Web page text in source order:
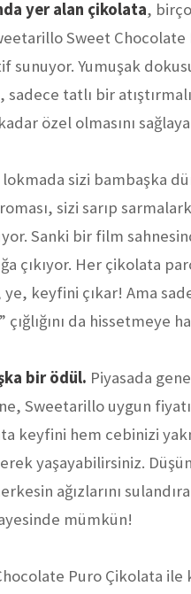
yer alan çikolata,
Sweet Chocolate
Yumuşak
tatlı bir
özel olmasını
sizi bambaşka
sizi sarıp
Sanki bir film
çıkıyor. Her çikolata
ye, keyfini çıkar! Ama
da hissetmeye
bir ödül. Piyasada
Sweetarillo uygun
keyfini hem cebinizi
yaşayabilirsiniz.
ağızlarını
mümkün!
Puro Çikolata ile